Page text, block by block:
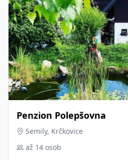
Penzion Polepšovna
Semily, Krčkovice
až 14 osob